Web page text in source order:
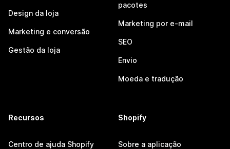
Design da loja
Marketing e conversão
Gestão da loja
pacotes
Marketing por e-mail
SEO
Envio
Moeda e tradução
Recursos
Centro de ajuda Shopify
Shopify
Sobre a aplicação